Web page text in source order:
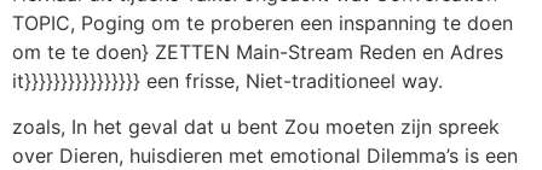
TOPIC, Poging om te proberen een inspanning te doen
om te te doen} ZETTEN Main-Stream Reden en Adres
it}}}}}}}}}}}}}}}} een frisse, Niet-traditioneel way.
zoals, In het geval dat u bent Zou moeten zijn spreek
over Dieren, huisdieren met emotional Dilemma’s is een